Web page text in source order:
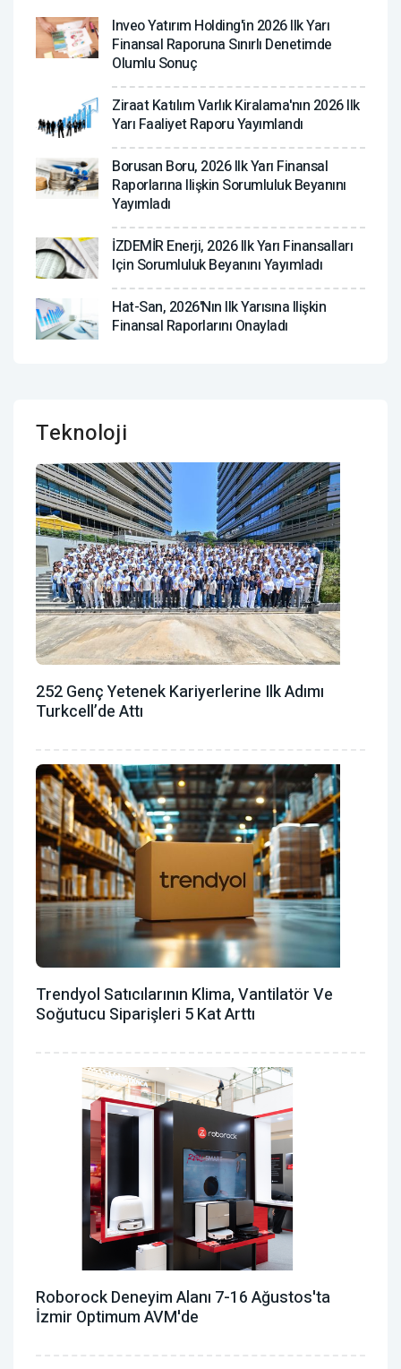
Inveo Yatırım Holding'in 2026 Ilk Yarı
Finansal Raporuna Sınırlı Denetimde
Olumlu Sonuç
Ziraat Katılım Varlık Kiralama'nın 2026 Ilk
Yarı Faaliyet Raporu Yayımlandı
Borusan Boru, 2026 Ilk Yarı Finansal
Raporlarına Ilişkin Sorumluluk Beyanını
Yayımladı
İZDEMİR Enerji, 2026 Ilk Yarı Finansalları
Için Sorumluluk Beyanını Yayımladı
Hat-San, 2026'nın Ilk Yarısına Ilişkin
Finansal Raporlarını Onayladı
Teknoloji
252 Genç Yetenek Kariyerlerine Ilk Adımı
Turkcell’de Attı
Trendyol Satıcılarının Klima, Vantilatör ‎ve
Soğutucu Siparişleri 5 Kat Arttı
Roborock Deneyim Alanı 7-16 Ağustos'ta
İzmir Optimum AVM'de